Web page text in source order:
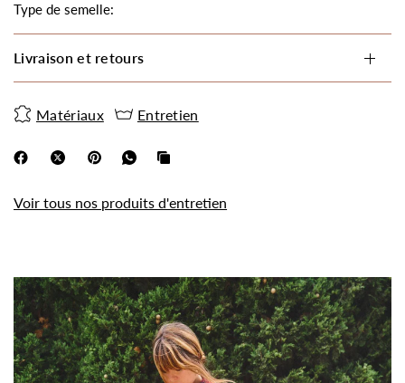
Type de semelle:
Livraison et retours
Matériaux Entretien
Voir tous nos produits d'entretien